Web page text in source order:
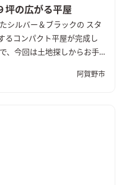
坪の広がる平屋
シルバー＆ブラックの スタ
るコンパクト平屋が完成し
、今回は土地探しからお手
な暮らしを重視し、平屋ス
阿賀野市